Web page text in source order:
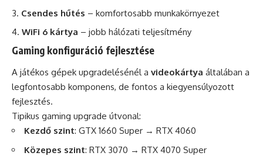
Csendes hűtés – komfortosabb munkakörnyezet
WiFi 6 kártya – jobb hálózati teljesítmény
Gaming konfiguráció fejlesztése
A játékos gépek upgradelésénél a videokártya általában a
legfontosabb komponens, de fontos a kiegyensúlyozott
fejlesztés.
Tipikus gaming upgrade útvonal:
Kezdő szint: GTX 1660 Super → RTX 4060
Közepes szint: RTX 3070 → RTX 4070 Super